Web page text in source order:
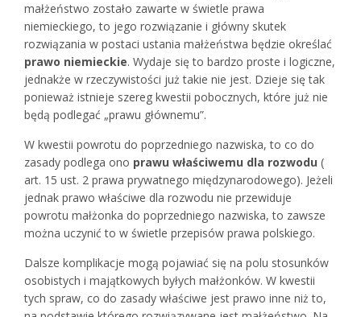
małżeństwo zostało zawarte w świetle prawa
niemieckiego, to jego rozwiązanie i główny skutek
rozwiązania w postaci ustania małżeństwa będzie określać
prawo niemieckie. Wydaje się to bardzo proste i logiczne,
jednakże w rzeczywistości już takie nie jest. Dzieje się tak
ponieważ istnieje szereg kwestii pobocznych, które już nie
będą podlegać „prawu głównemu”.
W kwestii powrotu do poprzedniego nazwiska, to co do
zasady podlega ono prawu właściwemu dla rozwodu (
art. 15 ust. 2 prawa prywatnego międzynarodowego). Jeżeli
jednak prawo właściwe dla rozwodu nie przewiduje
powrotu małżonka do poprzedniego nazwiska, to zawsze
można uczynić to w świetle przepisów prawa polskiego.
Dalsze komplikacje mogą pojawiać się na polu stosunków
osobistych i majątkowych byłych małżonków. W kwestii
tych spraw, co do zasady właściwe jest prawo inne niż to,